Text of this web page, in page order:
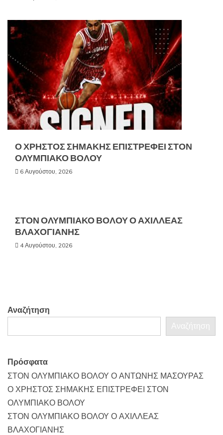
Ο ΧΡΗΣΤΟΣ ΣΗΜΑΚΗΣ ΕΠΙΣΤΡΕΦΕΙ ΣΤΟΝ
ΟΛΥΜΠΙΑΚΟ ΒΟΛΟΥ
6 Αυγούστου, 2026
ΣΤΟΝ ΟΛΥΜΠΙΑΚΟ ΒΟΛΟΥ Ο ΑΧΙΛΛΕΑΣ
ΒΛΑΧΟΓΙΑΝΗΣ
4 Αυγούστου, 2026
Αναζήτηση
Αναζήτηση
Πρόσφατα
ΣΤΟΝ ΟΛΥΜΠΙΑΚΟ ΒΟΛΟΥ Ο ΑΝΤΩΝΗΣ ΜΑΣΟΥΡΑΣ
Ο ΧΡΗΣΤΟΣ ΣΗΜΑΚΗΣ ΕΠΙΣΤΡΕΦΕΙ ΣΤΟΝ
ΟΛΥΜΠΙΑΚΟ ΒΟΛΟΥ
ΣΤΟΝ ΟΛΥΜΠΙΑΚΟ ΒΟΛΟΥ Ο ΑΧΙΛΛΕΑΣ
ΒΛΑΧΟΓΙΑΝΗΣ